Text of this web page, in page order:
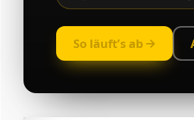
So läuft’s ab